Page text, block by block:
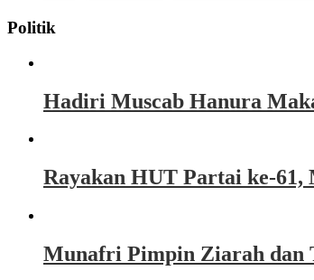
Politik
Hadiri Muscab Hanura
Rayakan HUT Partai ke-
Munafri Pimpin Ziarah dan